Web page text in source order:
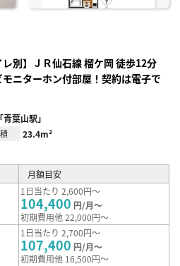
レ別】ＪＲ仙⽯線 榴ケ岡 徒歩12分
ニターホン付部屋！契約は電子で
葉山駅」
23.4m²
月額目安
1日当たり 2,600円～
104,400 円/月～
初期費用他 22,000円～
1日当たり 2,700円～
107,400 円/月～
初期費用他 16,500円～